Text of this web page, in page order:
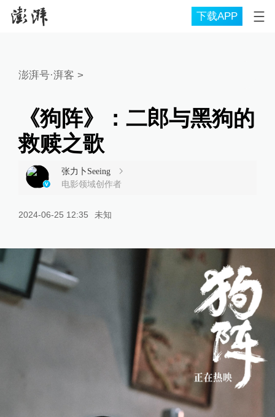
下载APP
澎湃号·湃客 >
《狗阵》：二郎与黑狗的
救赎之歌
张力卜Seeing
电影领域创作者
2024-06-25 12:35 未知